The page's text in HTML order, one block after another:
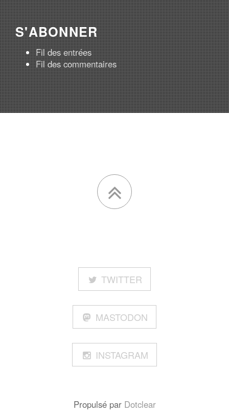
S'ABONNER
Fil des entrées
Fil des commentaires
TWITTER
MASTODON
INSTAGRAM
Propulsé par Dotclear